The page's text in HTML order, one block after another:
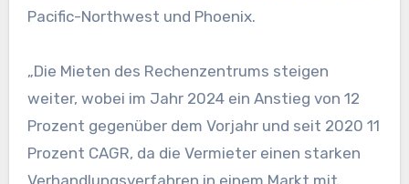
Pacific-Northwest und Phoenix.
„Die Mieten des Rechenzentrums steigen
weiter, wobei im Jahr 2024 ein Anstieg von 12
Prozent gegenüber dem Vorjahr und seit 2020 11
Prozent CAGR, da die Vermieter einen starken